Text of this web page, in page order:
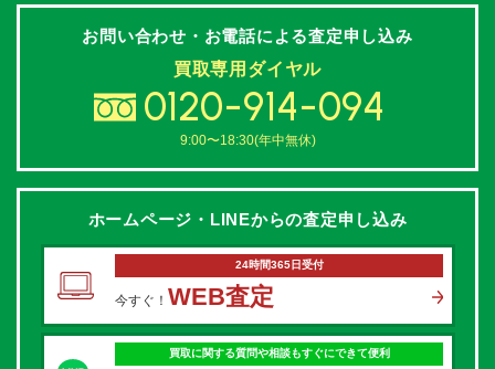
お問い合わせ・お電話による査定申し込み
買取専用ダイヤル
0120-914-094
9:00〜18:30(年中無休)
ホームページ・LINEからの査定申し込み
24時間365日受付
今すぐ！ WEB査定
買取に関する質問や相談もすぐにできて便利